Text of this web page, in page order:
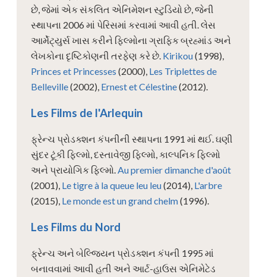
છે, જેમાં એક સંકલિત એનિમેશન સ્ટુડિયો છે, જેની
સ્થાપના 2006 માં પેરિસમાં કરવામાં આવી હતી. લેસ
આર્મેટ્યુર્સ ખાસ કરીને ફિલ્મોના ગ્રાફિક બ્રહ્માંડ અને
લેખકોના દૃષ્ટિકોણની તરફેણ કરે છે. Kirikou(1998),
Princes et Princesses (2000), Les Triplettes de
Belleville(2002), Ernest et Célestine(2012).
Les Films de l'Arlequin
ફ્રેન્ચ પ્રોડક્શન કંપનીની સ્થાપના 1991 માં થઈ. ઘણી
સુંદર ટૂંકી ફિલ્મો, દસ્તાવેજી ફિલ્મો, કાલ્પનિક ફિલ્મો
અને પ્રાયોગિક ફિલ્મો. Au premier dimanche d'août
(2001), Le tigre à la queue leu leu(2014), L'arbre
(2015), Le monde est un grand chelm(1996).
Les Films du Nord
ફ્રેન્ચ અને બેલ્જિયન પ્રોડક્શન કંપની 1995 માં
બનાવવામાં આવી હતી અને આર્ટ-હાઉસ એનિમેટેડ